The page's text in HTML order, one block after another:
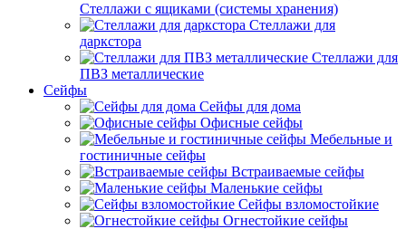
Стеллажи с ящиками (системы хранения)
Стеллажи для
даркстора
Стеллажи для
ПВЗ металлические
Сейфы
Сейфы для дома
Офисные сейфы
Мебельные и
гостиничные сейфы
Встраиваемые сейфы
Маленькие сейфы
Сейфы взломостойкие
Огнестойкие сейфы